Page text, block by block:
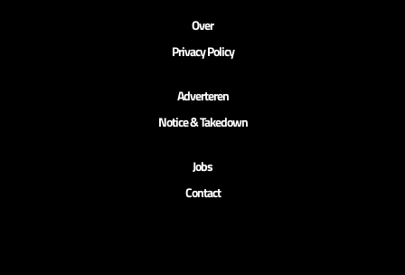
Over
Privacy Policy
Adverteren
Notice & Takedown
Jobs
Contact